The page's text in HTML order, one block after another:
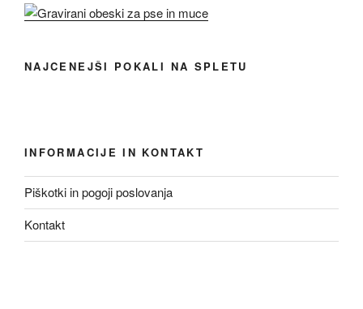
NAJCENEJŠI POKALI NA SPLETU
INFORMACIJE IN KONTAKT
Piškotki in pogoji poslovanja
Kontakt